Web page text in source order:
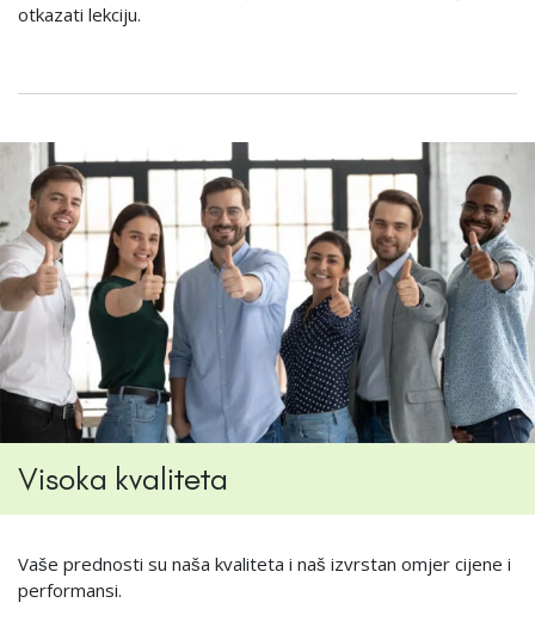
otkazati lekciju.
Visoka kvaliteta
Vaše prednosti su naša kvaliteta i naš izvrstan omjer cijene i
performansi.